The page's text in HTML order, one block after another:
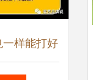
一样能打好